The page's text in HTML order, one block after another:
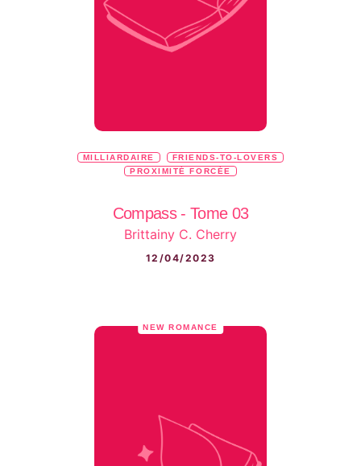
MILLIARDAIRE
FRIENDS-TO-LOVERS
PROXIMITÉ FORCÉE
Compass - Tome 03
Brittainy C. Cherry
12/04/2023
NEW ROMANCE